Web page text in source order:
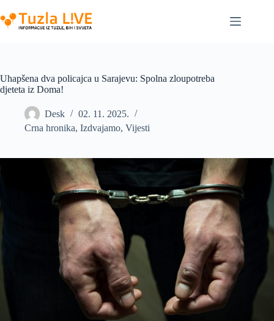
to
content
Uhapšena dva policajca u Sarajevu: Spolna zloupotreba
djeteta iz Doma!
Desk
02. 11. 2025.
Crna hronika, Izdvajamo, Vijesti